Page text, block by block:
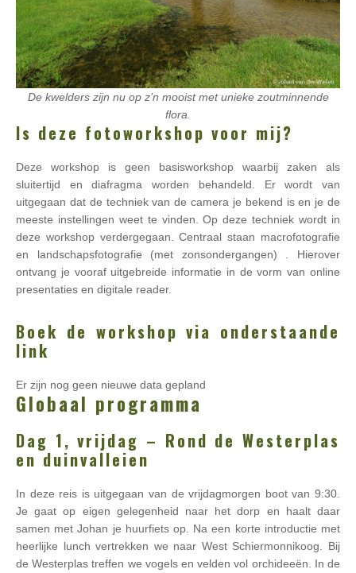
De kwelders zijn nu op z’n mooist met unieke zoutminnende
flora.
Is deze fotoworkshop voor mij?
Deze workshop is geen basisworkshop waarbij zaken als
sluitertijd en diafragma worden behandeld. Er wordt van
uitgegaan dat de techniek van de camera je bekend is en je de
meeste instellingen weet te vinden. Op deze techniek wordt in
deze workshop verdergegaan. Centraal staan macrofotografie
en landschapsfotografie (met zonsondergangen) . Hierover
ontvang je vooraf uitgebreide informatie in de vorm van online
presentaties en digitale reader.
Boek de workshop via onderstaande
link
Er zijn nog geen nieuwe data gepland
Globaal programma
Dag 1, vrijdag – Rond de Westerplas
en duinvalleien
In deze reis is uitgegaan van de vrijdagmorgen boot van 9:30.
Je gaat op eigen gelegenheid naar het dorp en haalt daar
samen met Johan je huurfiets op. Na een korte introductie met
heerlijke lunch vertrekken we naar West Schiermonnikoog. Bij
de Westerplas treffen we vogels en velden vol orchideeën. In de